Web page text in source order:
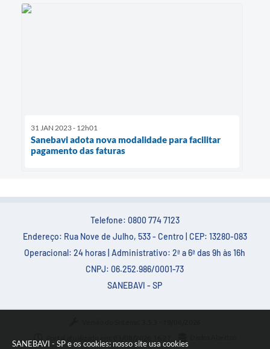
SANEBAVI - SP e os cookies: nosso site usa cookies
31 JAN 2023 - 12h01
Sanebavi adota nova modalidade para facilitar
pagamento das faturas
Telefone: 0800 774 7123
Endereço: Rua Nove de Julho, 533 - Centro | CEP: 13280-083
Operacional: 24 horas | Administrativo: 2ª a 6ª das 9h às 16h
CNPJ: 06.252.986/0001-73
SANEBAVI - SP